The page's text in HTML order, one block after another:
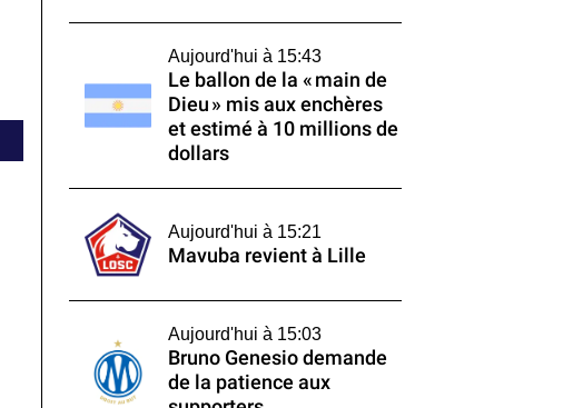
Aujourd'hui à 15:43
Le ballon de la « main de
Dieu » mis aux enchères
et estimé à 10 millions de
dollars
Aujourd'hui à 15:21
Mavuba revient à Lille
Aujourd'hui à 15:03
Bruno Genesio demande
de la patience aux